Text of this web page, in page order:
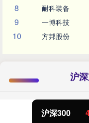
8 耐科装备
9 一博科技
10 方邦股份
沪
沪深300